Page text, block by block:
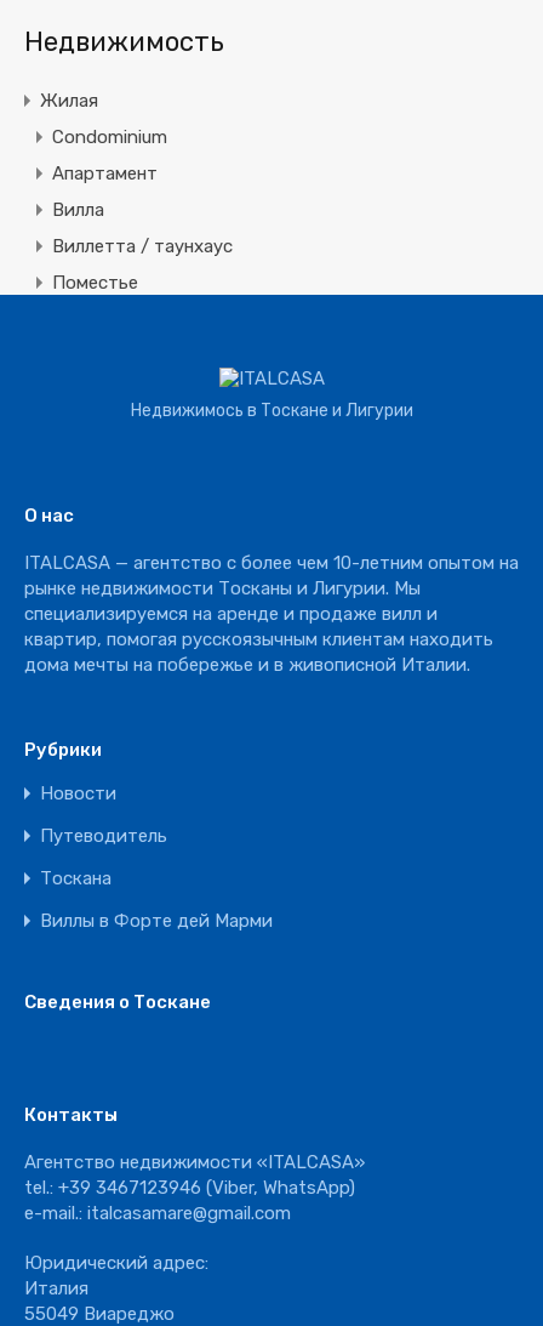
Недвижимость
Жилая
Condominium
Апартамент
Вилла
Виллетта / таунхаус
Поместье
Ресторан
Недвижимось в Тоскане и Лигурии
О нас
ITALCASA — агентство с более чем 10-летним опытом на
рынке недвижимости Тосканы и Лигурии. Мы
специализируемся на аренде и продаже вилл и
квартир, помогая русскоязычным клиентам находить
дома мечты на побережье и в живописной Италии.
Рубрики
Новости
Путеводитель
Тоскана
Виллы в Форте дей Марми
Сведения о Тоскане
Контакты
Агентство недвижимости «ITALCASA»
tel.: +39 3467123946 (Viber, WhatsApp)
e-mail.: italcasamare@gmail.com
Юридический адрес:
Италия
55049 Виареджо